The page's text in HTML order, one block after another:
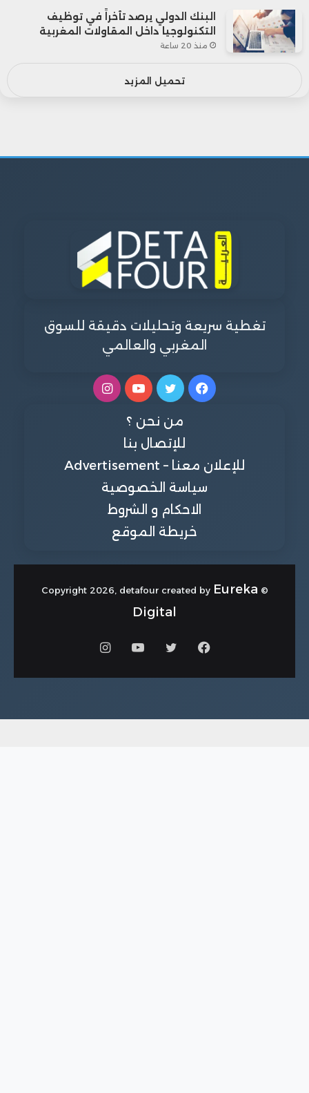
البنك الدولي يرصد تأخراً في توظيف
التكنولوجيا داخل المقاولات المغربية
منذ 20 ساعة
تحميل المزيد
تغطية سريعة وتحليلات دقيقة للسوق
المغربي والعالمي
فيسبوكتويتر يوتيوبانستقرام
من نحن ؟
للإتصال بنا
للإعلان معنا – Advertisement
سياسة الخصوصية
الاحكام و الشروط
خريطة الموقع
© Copyright 2026, detafour created by
Eureka
Digital
فيسبوكتويتر يوتيوبانستقرام